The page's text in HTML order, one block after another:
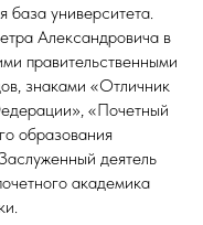
университета.
Александровича в
правительственными
знаками «Отличник
«Почетный
образования
деятель
академика